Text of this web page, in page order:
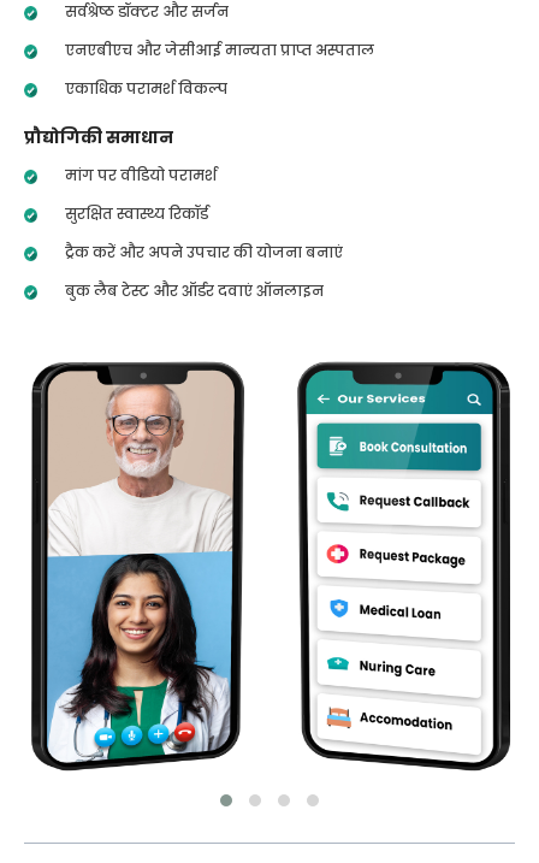
सर्वश्रेष्ठ डॉक्टर और सर्जन
एनएबीएच और जेसीआई मान्यता प्राप्त अस्पताल
एकाधिक परामर्श विकल्प
प्रौद्योगिकी समाधान
मांग पर वीडियो परामर्श
सुरक्षित स्वास्थ्य रिकॉर्ड
ट्रैक करें और अपने उपचार की योजना बनाएं
बुक लैब टेस्ट और ऑर्डर दवाएं ऑनलाइन